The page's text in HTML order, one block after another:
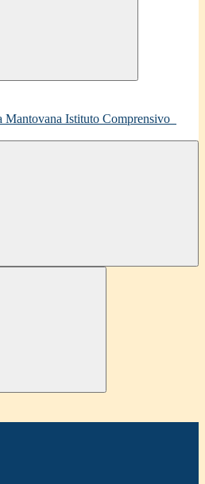
Istituto Comprensivo